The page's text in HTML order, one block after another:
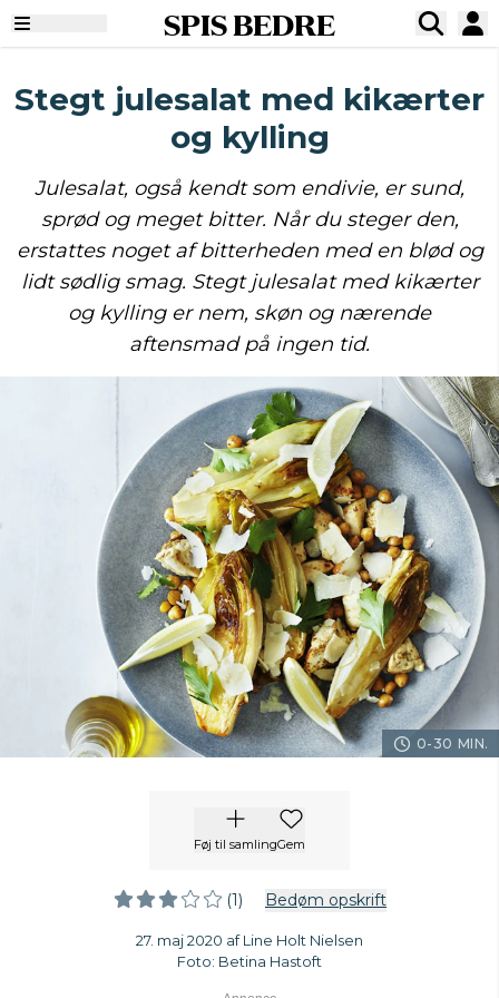
SPIS BEDRE
Stegt julesalat med kikærter
og kylling
Julesalat, også kendt som endivie, er sund,
sprød og meget bitter. Når du steger den,
erstattes noget af bitterheden med en blød og
lidt sødlig smag. Stegt julesalat med kikærter
og kylling er nem, skøn og nærende
aftensmad på ingen tid.
0-30 MIN.
Føj til samlingGem
(1) Bedøm opskrift
27. maj 2020 af Line Holt Nielsen
Foto: Betina Hastoft